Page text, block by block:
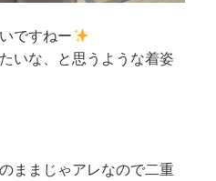
ですねー
いな、と思うような着姿
ままじゃアレなので二重